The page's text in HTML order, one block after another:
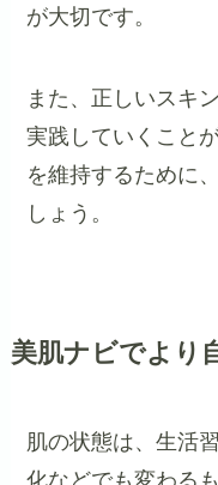
が大切です。
また、正しいスキ
実践していくこと
を維持するために
しょう。
美肌ナビでより
肌の状態は、生活
化などでも変わるも